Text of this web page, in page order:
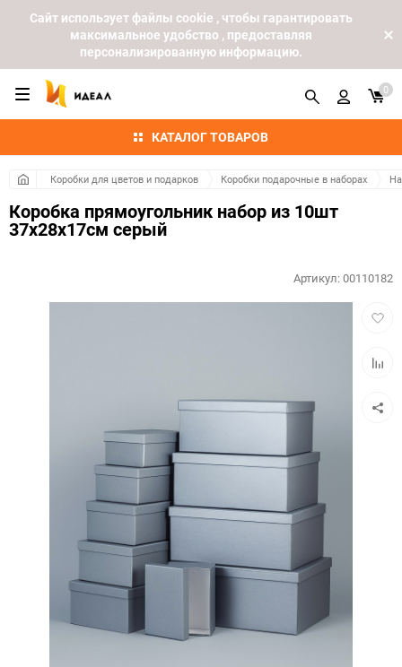
Cайт использует файлы cookie , чтобы гарантировать
максимальное удобство , предоставляя
персонализированную информацию.
КАТАЛОГ ТОВАРОВ
0
Коробки для цветов и подарков Коробки подарочные в наборах
Коробка прямоугольник набор из 10шт
37х28х17см серый
Артикул:00110182